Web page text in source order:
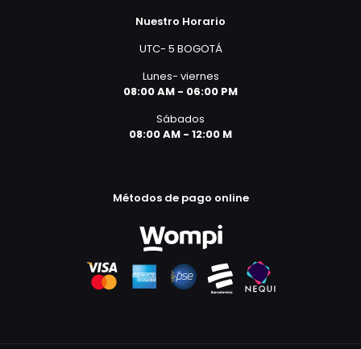
Nuestro Horario
UTC- 5 BOGOTÁ
Lunes- viernes
08:00 AM - 06:00 PM
Sábados
08:00 AM - 12:00 M
Métodos de pago online